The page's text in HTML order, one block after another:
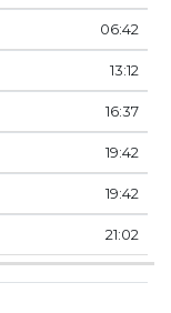
06:42
13:12
16:37
19:42
19:42
21:02